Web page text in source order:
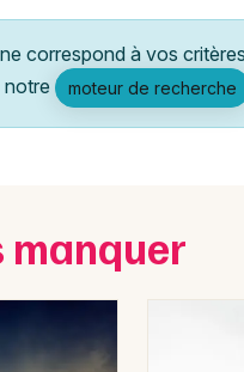
correspond à vos
notre
moteur de recherche
manquer